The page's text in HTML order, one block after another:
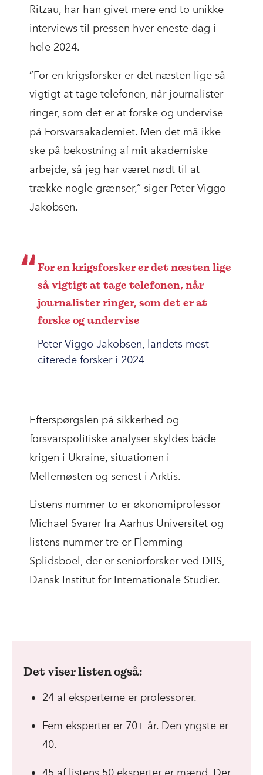
Ritzau, har han givet mere end to unikke
interviews til pressen hver eneste dag i
hele 2024.
”For en krigsforsker er det næsten lige så
vigtigt at tage telefonen, når journalister
ringer, som det er at forske og undervise
på Forsvarsakademiet. Men det må ikke
ske på bekostning af mit akademiske
arbejde, så jeg har været nødt til at
trække nogle grænser,” siger Peter Viggo
Jakobsen.
For en krigsforsker er det næsten lige
så vigtigt at tage telefonen, når
journalister ringer, som det er at
forske og undervise
Peter Viggo Jakobsen, landets mest
citerede forsker i 2024
Efterspørgslen på sikkerhed og
forsvarspolitiske analyser skyldes både
krigen i Ukraine, situationen i
Mellemøsten og senest i Arktis.
Listens nummer to er økonomiprofessor
Michael Svarer fra Aarhus Universitet og
listens nummer tre er Flemming
Splidsboel, der er seniorforsker ved DIIS,
Dansk Institut for Internationale Studier.
Det viser listen også:
24 af eksperterne er professorer.
Fem eksperter er 70+ år. Den yngste er
40.
45 af listens 50 eksperter er mænd. Der